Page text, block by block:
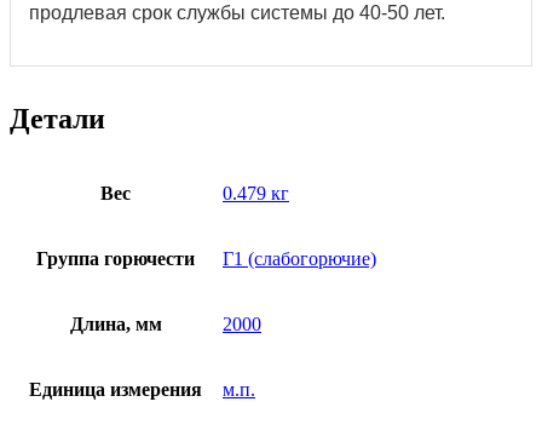
продлевая срок службы системы до 40-50 лет.
Детали
Вес 0.479 кг
Группа горючести Г1 (слабогорючие)
Длина, мм 2000
Единица измерения м.п.